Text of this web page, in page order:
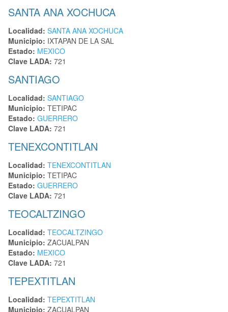
SANTA ANA XOCHUCA
Localidad: SANTA ANA XOCHUCA
Municipio: IXTAPAN DE LA SAL
Estado: MEXICO
Clave LADA: 721
SANTIAGO
Localidad: SANTIAGO
Municipio: TETIPAC
Estado: GUERRERO
Clave LADA: 721
TENEXCONTITLAN
Localidad: TENEXCONTITLAN
Municipio: TETIPAC
Estado: GUERRERO
Clave LADA: 721
TEOCALTZINGO
Localidad: TEOCALTZINGO
Municipio: ZACUALPAN
Estado: MEXICO
Clave LADA: 721
TEPEXTITLAN
Localidad: TEPEXTITLAN
Municipio: ZACUALPAN